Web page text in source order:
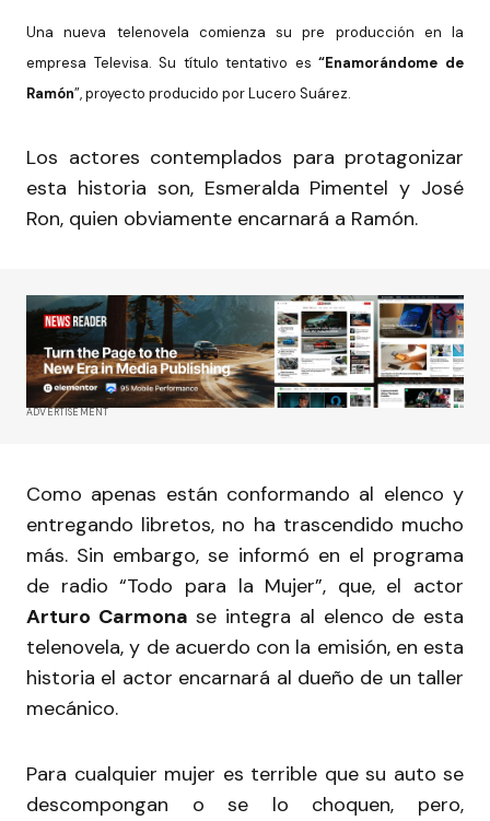
Una nueva telenovela comienza su pre producción en la
empresa Televisa. Su título tentativo es “Enamorándome de
Ramón”, proyecto producido por Lucero Suárez.
Los actores contemplados para protagonizar
esta historia son, Esmeralda Pimentel y José
Ron, quien obviamente encarnará a Ramón.
ADVERTISEMENT
Como apenas están conformando al elenco y
entregando libretos, no ha trascendido mucho
más. Sin embargo, se informó en el programa
de radio “Todo para la Mujer”, que, el actor
Arturo Carmona se integra al elenco de esta
telenovela, y de acuerdo con la emisión, en esta
historia el actor encarnará al dueño de un taller
mecánico.
Para cualquier mujer es terrible que su auto se
descompongan o se lo choquen, pero,